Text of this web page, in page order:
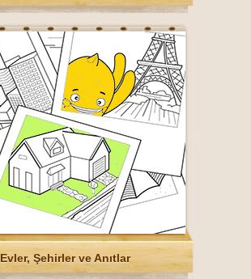
Evler, Şehirler ve Anıtlar